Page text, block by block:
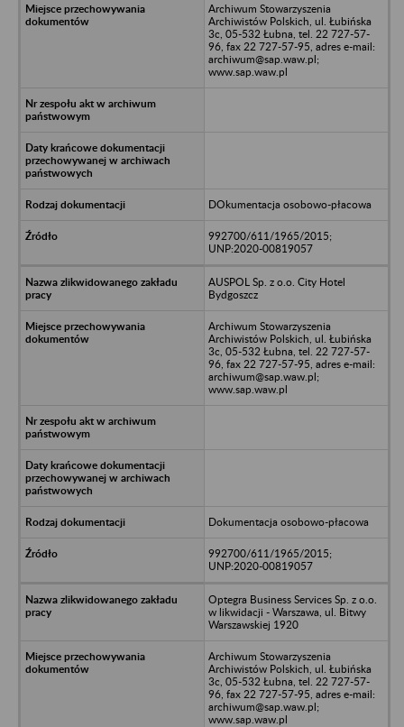
Archiwum Stowarzyszenia
Archiwistów Polskich, ul. Łubińska
3c, 05-532 Łubna, tel. 22 727-57-
96, fax 22 727-57-95, adres e-mail:
archiwum@sap.waw.pl;
www.sap.waw.pl
DOkumentacja osobowo-płacowa
992700/611/1965/2015;
UNP:2020-00819057
AUSPOL Sp. z o.o. City Hotel
Bydgoszcz
Archiwum Stowarzyszenia
Archiwistów Polskich, ul. Łubińska
3c, 05-532 Łubna, tel. 22 727-57-
96, fax 22 727-57-95, adres e-mail:
archiwum@sap.waw.pl;
www.sap.waw.pl
Dokumentacja osobowo-płacowa
992700/611/1965/2015;
UNP:2020-00819057
Optegra Business Services Sp. z o.o.
w likwidacji - Warszawa, ul. Bitwy
Warszawskiej 1920
Archiwum Stowarzyszenia
Archiwistów Polskich, ul. Łubińska
3c, 05-532 Łubna, tel. 22 727-57-
96, fax 22 727-57-95, adres e-mail:
archiwum@sap.waw.pl;
www.sap.waw.pl